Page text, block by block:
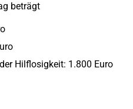
beträgt
Hilflosigkeit: 1.800 Euro